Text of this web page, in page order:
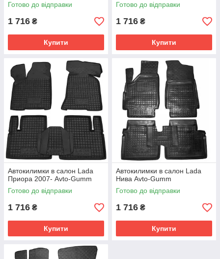
Готово до відправки
1 716 ₴
Купити
Готово до відправки
1 716 ₴
Купити
Автокилимки в салон Lada
Приора 2007- Avto-Gumm
Готово до відправки
1 716 ₴
Купити
Автокилимки в салон Lada
Нива Avto-Gumm
Готово до відправки
1 716 ₴
Купити